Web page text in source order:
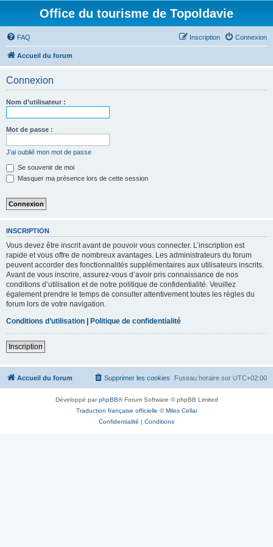
Office du tourisme de Topoldavie
FAQ Connexion
Inscription
Accueil du forum
Connexion
Nom d’utilisateur :
Mot de passe :
J’ai oublié mon mot de passe
Se souvenir de moi
Masquer ma présence lors de cette session
INSCRIPTION
Vous devez être inscrit avant de pouvoir vous connecter. L’inscription est
rapide et vous offre de nombreux avantages. Les administrateurs du forum
peuvent accorder des fonctionnalités supplémentaires aux utilisateurs inscrits.
Avant de vous inscrire, assurez-vous d’avoir pris connaissance de nos
conditions d’utilisation et de notre politique de confidentialité. Veuillez
également prendre le temps de consulter attentivement toutes les règles du
forum lors de votre navigation.
Conditions d’utilisation | Politique de confidentialité
Inscription
Accueil du forum Fuseau horaire sur UTC+02:00
Supprimer les cookies
Développé parphpBB® Forum Software © phpBB Limited
Traduction française officielle ©Miles Cellar
Confidentialité | Conditions